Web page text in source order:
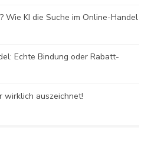
Wie KI die Suche im Online-Handel
Echte Bindung oder Rabatt-
wirklich auszeichnet!